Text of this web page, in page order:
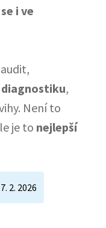
i ve
,
Není to
je to nejlepší
2. 2026